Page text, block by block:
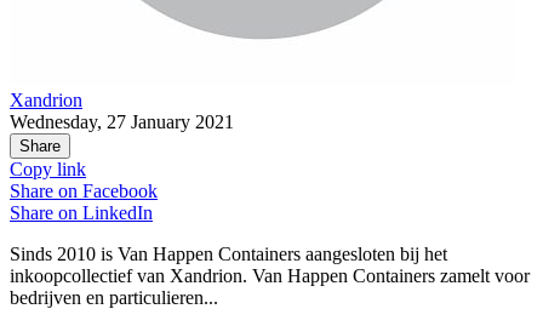
Xandrion
Wednesday, 27 January 2021
Share
Copy link
Share on Facebook
Share on LinkedIn
Sinds 2010 is Van Happen Containers aangesloten bij het
inkoopcollectief van Xandrion. Van Happen Containers zamelt voor
bedrijven en particulieren...